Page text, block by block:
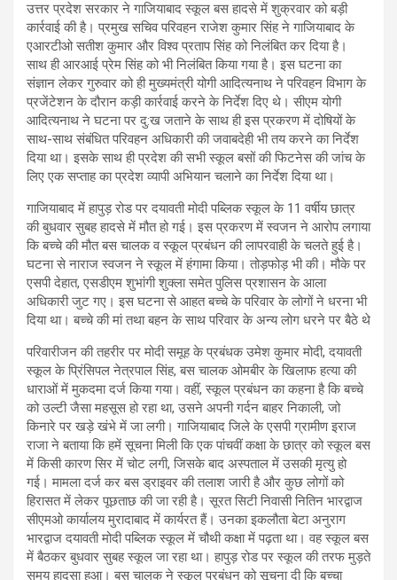
उत्तर प्रदेश सरकार ने गाजियाबाद स्कूल बस हादसे में शुक्रवार को बड़ी
कार्रवाई की है। प्रमुख सचिव परिवहन राजेश कुमार सिंह ने गाजियाबाद के
एआरटीओ सतीश कुमार और विश्व प्रताप सिंह को निलंबित कर दिया है।
साथ ही आरआई प्रेम सिंह को भी निलंबित किया गया है। इस घटना का
संज्ञान लेकर गुरुवार को ही मुख्यमंत्री योगी आदित्यनाथ ने परिवहन विभाग के
प्रजेंटेशन के दौरान कड़ी कार्रवाई करने के निर्देश दिए थे। सीएम योगी
आदित्यनाथ ने घटना पर दु:ख जताने के साथ ही इस प्रकरण में दोषियों के
साथ-साथ संबंधित परिवहन अधिकारी की जवाबदेही भी तय करने का निर्देश
दिया था। इसके साथ ही प्रदेश की सभी स्कूल बसों की फिटनेस की जांच के
लिए एक सप्ताह का प्रदेश व्यापी अभियान चलाने का निर्देश दिया था।
गाजियाबाद में हापुड़ रोड पर दयावती मोदी पब्लिक स्कूल के 11 वर्षीय छात्र
की बुधवार सुबह हादसे में मौत हो गई। इस प्रकरण में स्वजन ने आरोप लगाया
कि बच्चे की मौत बस चालक व स्कूल प्रबंधन की लापरवाही के चलते हुई है।
घटना से नाराज स्वजन ने स्कूल में हंगामा किया। तोड़फोड़ भी की। मौके पर
एसपी देहात, एसडीएम शुभांगी शुक्ला समेत पुलिस प्रशासन के आला
अधिकारी जुट गए। इस घटना से आहत बच्चे के परिवार के लोगों ने धरना भी
दिया था। बच्चे की मां तथा बहन के साथ परिवार के अन्य लोग धरने पर बैठे थे
परिवारीजन की तहरीर पर मोदी समूह के प्रबंधक उमेश कुमार मोदी, दयावती
स्कूल के प्रिंसिपल नेत्रपाल सिंह, बस चालक ओमबीर के खिलाफ हत्या की
धाराओं में मुकदमा दर्ज किया गया। वहीं, स्कूल प्रबंधन का कहना है कि बच्चे
को उल्टी जैसा महसूस हो रहा था, उसने अपनी गर्दन बाहर निकाली, जो
किनारे पर खड़े खंभे में जा लगी। गाजियाबाद जिले के एसपी ग्रामीण इराज
राजा ने बताया कि हमें सूचना मिली कि एक पांचवीं कक्षा के छात्र को स्कूल बस
में किसी कारण सिर में चोट लगी, जिसके बाद अस्पताल में उसकी मृत्यु हो
गई। मामला दर्ज कर बस ड्राइवर की तलाश जारी है और कुछ लोगों को
हिरासत में लेकर पूछताछ की जा रही है। सूरत सिटी निवासी नितिन भारद्वाज
सीएमओ कार्यालय मुरादाबाद में कार्यरत हैं। उनका इकलौता बेटा अनुराग
भारद्वाज दयावती मोदी पब्लिक स्कूल में चौथी कक्षा में पढ़ता था। वह स्कूल बस
में बैठकर बुधवार सुबह स्कूल जा रहा था। हापुड़ रोड पर स्कूल की तरफ मुड़ते
समय हादसा हुआ। बस चालक ने स्कूल प्रबंधन को सूचना दी कि बच्चा